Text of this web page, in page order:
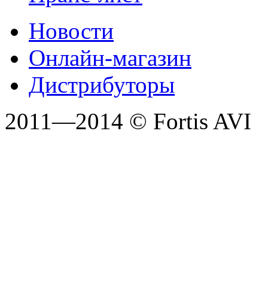
Новости
Онлайн-магазин
Дистрибуторы
2011—2014 © Fortis AVI